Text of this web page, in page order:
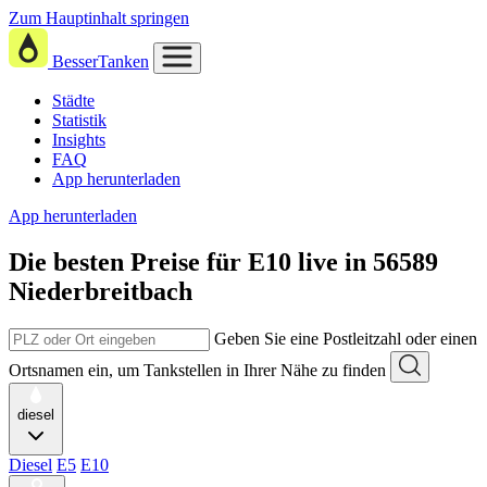
Zum Hauptinhalt springen
BesserTanken
Städte
Statistik
Insights
FAQ
App herunterladen
App herunterladen
Die besten Preise für E10 live in 56589
Niederbreitbach
Geben Sie eine Postleitzahl oder einen
Ortsnamen ein, um Tankstellen in Ihrer Nähe zu finden
diesel
Diesel E5 E10